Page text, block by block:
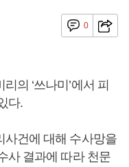
0
의 ‘쓰나미’에서 피
다.
사건에 대해 수사망을
사 결과에 따라 천문